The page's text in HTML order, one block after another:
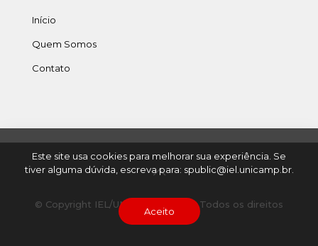
Início
Quem Somos
Contato
© Copyright IEL/UNICAMP - 2022. Todos os direitos
reservados.
Este site usa cookies para melhorar sua experiência. Se
tiver alguma dúvida, escreva para: spublic@iel.unicamp.br.
Aceito